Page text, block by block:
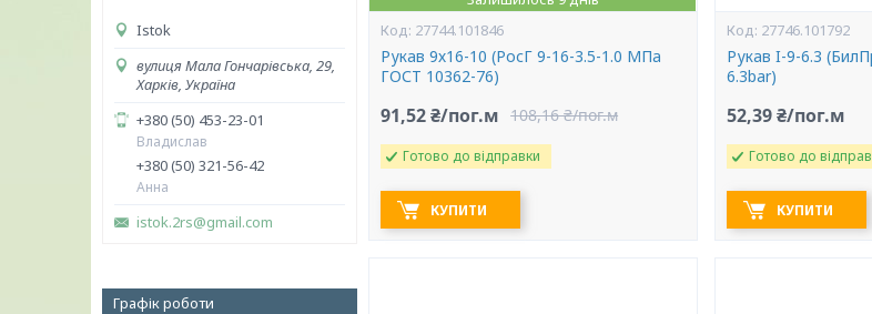
Istok
вулиця Мала Гончарівська, 29,
Харків, Україна
+380 (50) 453-23-01
Владислав
+380 (50) 321-56-42
Анна
istok.2rs@gmail.com
Графік роботи
27744.101846
Рукав 9х16-10 (РосГ 9-16-3.5-1.0 МПа
ГОСТ 10362-76)
91,52 ₴/пог.м 108,16 ₴/пог.м
Готово до відправки
КУПИТИ
27746.101792
Рукав I-9-6.3
6.3bar)
52,39 ₴/пог.м
Готово до
КУПИТИ